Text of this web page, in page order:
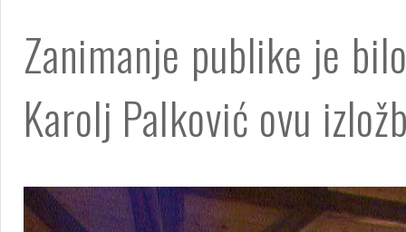
Zanimanje publike je
Karolj Palković ovu